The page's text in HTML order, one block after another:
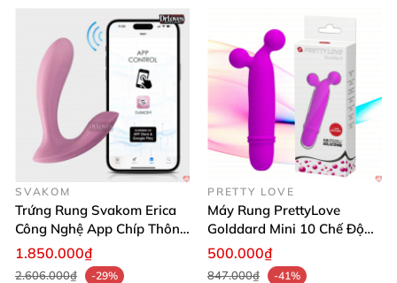
SVAKOM
Trứng Rung Svakom Erica
Công Nghệ App Chíp Thông
Minh
1.850.000₫
2.606.000₫
-29%
PRETTY LOVE
Máy Rung PrettyLove
Golddard Mini 10 Chế Độ
Kích Thích Điểm G Đỉnh
500.000₫
847.000₫
-41%